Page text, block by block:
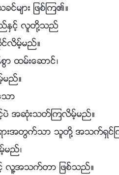
မ်ား ျဖစ္ၾက၏။
ည္ႏွင့္ လူတို႔သည္
လိမ့္မည္။
ာ ထမ္းေဆာင္၊
မည္။
သာ
ပဲ အဆုံးသတ္ၾကလိမ့္မည္။
ားအတြက္သာ သူတို႔ အသက္ရွင္
မည္၊
လူ႔အသက္တာ ျဖစ္သည္။